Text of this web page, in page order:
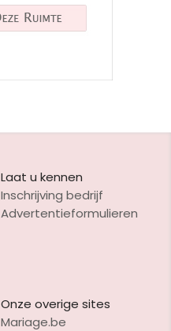
Laat u kennen
Inschrijving bedrijf
Advertentieformulieren
Onze overige sites
Mariage.be